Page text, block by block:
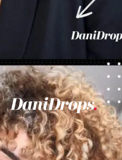
https://danidrops.com.br/es/corte-de-pelo-rizado-femenino-2023/